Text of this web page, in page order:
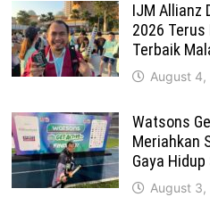
IJM Allianz
2026
Terbaik
August 4,
Watsons
Meriahkan
Gaya
August 3,